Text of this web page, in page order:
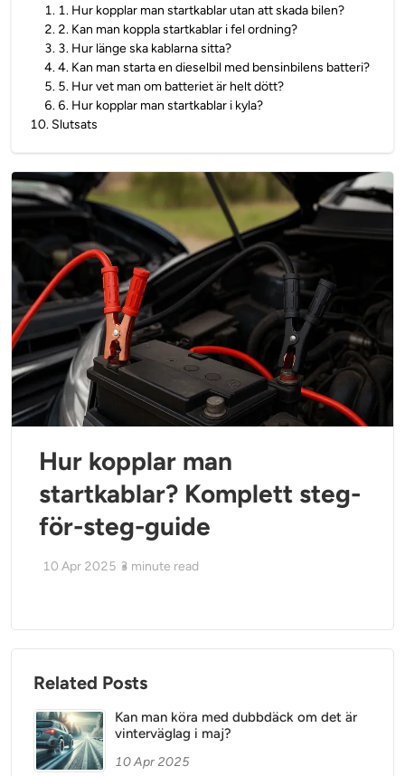
1. 1. Hur kopplar man startkablar utan att skada bilen?
2. 2. Kan man koppla startkablar i fel ordning?
3. 3. Hur länge ska kablarna sitta?
4.4. Kan man starta en dieselbil med bensinbilens batteri?
5. 5. Hur vet man om batteriet är helt dött?
6. 6. Hur kopplar man startkablar i kyla?
10. Slutsats
Hur kopplar man
startkablar? Komplett steg-
för-steg-guide
10 Apr 2025 3 minute read
Related Posts
Kan man köra med dubbdäck om det är
vinterväglag i maj?
10 Apr 2025